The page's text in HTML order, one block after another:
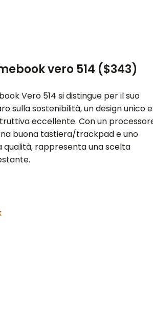
vero 514 ($343)
Vero 514 si distingue per il suo
sulla sostenibilità, un design unico e
eccellente. Con un
buona tastiera/trackpad e uno
qualità, rappresenta una scelta